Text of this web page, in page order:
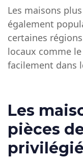
Les maisons
également
certaines
locaux comme
facilement dans
Les
pièces